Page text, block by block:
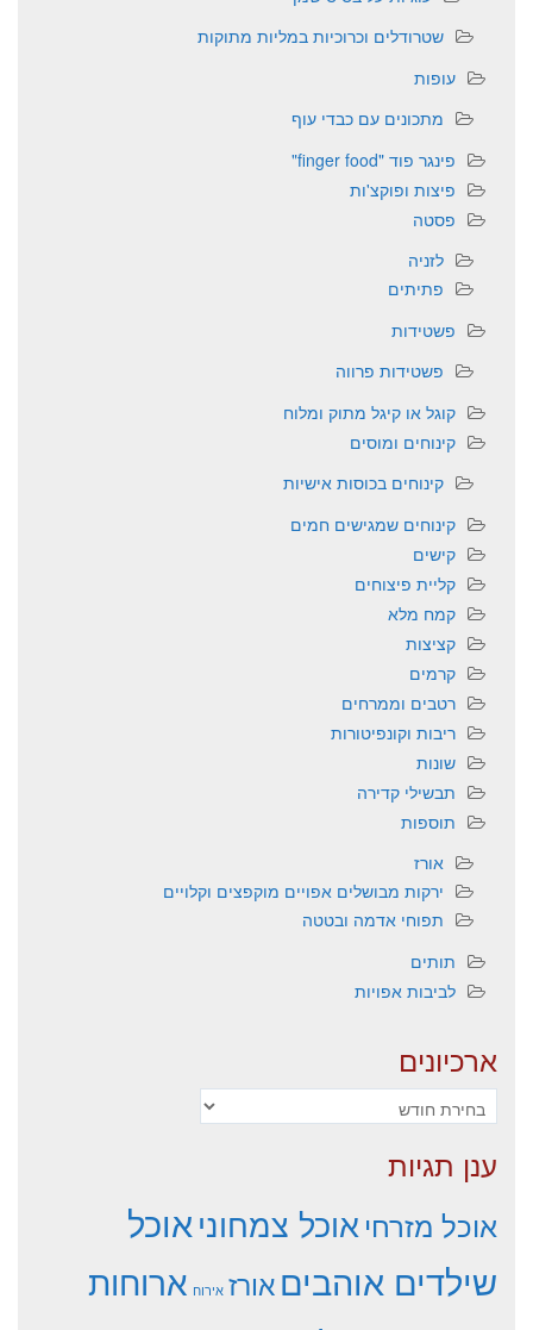
שטרודלים וכרוכיות במליות מתוקות
עופות
מתכונים עם כבדי עוף
פינגר פוד "finger food"
פיצות ופוקצ'ות
פסטה
לזניה
פתיתים
פשטידות
פשטידות פרווה
קוגל או קיגל מתוק ומלוח
קינוחים ומוסים
קינוחים בכוסות אישיות
קינוחים שמגישים חמים
קישים
קליית פיצוחים
קמח מלא
קציצות
קרמים
רטבים וממרחים
ריבות וקונפיטורות
שונות
תבשילי קדירה
תוספות
אורז
ירקות מבושלים אפויים מוקפצים וקלויים
תפוחי אדמה ובטטה
תותים
לביבות אפויות
ארכיונים
ארכיונים
ענן תגיות
אוכל מזרחיאוכל צמחוניאוכל
שילדים אוהביםאורז אירוח ארוחות